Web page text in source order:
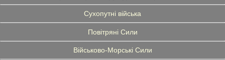
Сухопутні війська
Повітряні Сили
Військово-Морські Сили